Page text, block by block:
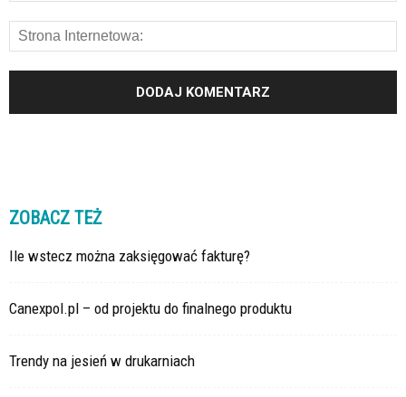
ZOBACZ TEŻ
Ile wstecz można zaksięgować fakturę?
Canexpol.pl – od projektu do finalnego produktu
Trendy na jesień w drukarniach